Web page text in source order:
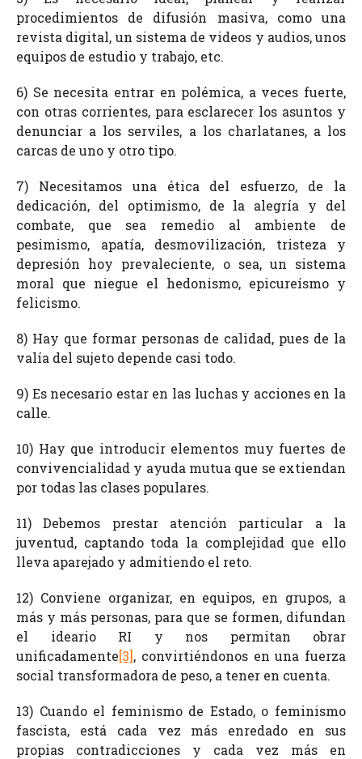
procedimientos de difusión masiva, como una
revista digital, un sistema de videos y audios, unos
equipos de estudio y trabajo, etc.
6) Se necesita entrar en polémica, a veces fuerte,
con otras corrientes, para esclarecer los asuntos y
denunciar a los serviles, a los charlatanes, a los
carcas de uno y otro tipo.
7) Necesitamos una ética del esfuerzo, de la
dedicación, del optimismo, de la alegría y del
combate, que sea remedio al ambiente de
pesimismo, apatía, desmovilización, tristeza y
depresión hoy prevaleciente, o sea, un sistema
moral que niegue el hedonismo, epicureísmo y
felicismo.
8) Hay que formar personas de calidad, pues de la
valía del sujeto depende casi todo.
9) Es necesario estar en las luchas y acciones en la
calle.
10) Hay que introducir elementos muy fuertes de
convivencialidad y ayuda mutua que se extiendan
por todas las clases populares.
11) Debemos prestar atención particular a la
juventud, captando toda la complejidad que ello
lleva aparejado y admitiendo el reto.
12) Conviene organizar, en equipos, en grupos, a
más y más personas, para que se formen, difundan
el ideario RI y nos permitan obrar
unificadamente[3], convirtiéndonos en una fuerza
social transformadora de peso, a tener en cuenta.
13) Cuando el feminismo de Estado, o feminismo
fascista, está cada vez más enredado en sus
propias contradicciones y cada vez más en